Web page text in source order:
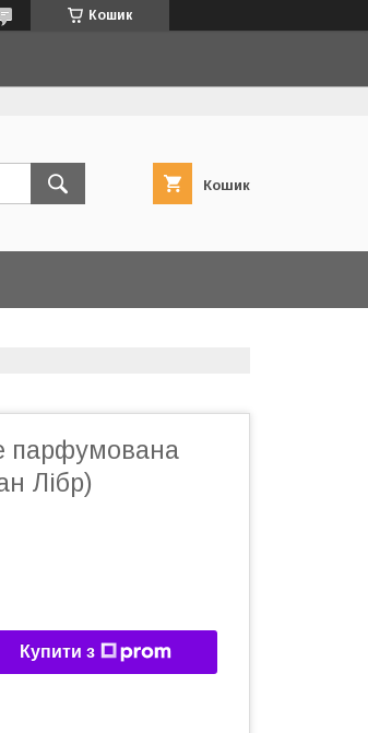
Кошик
Кошик
парфумована
Лібр)
Купити з